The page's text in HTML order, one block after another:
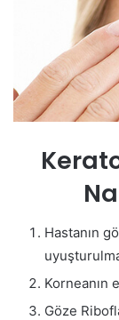
Hastanın
Korneanın
Göze